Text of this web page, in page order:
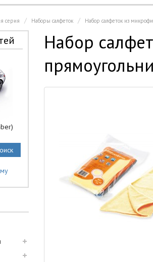
серия Наборы салфеток Набор салфеток из
Набор